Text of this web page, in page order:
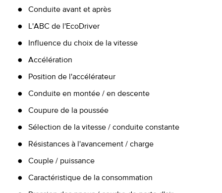
Conduite avant et après
L'ABC de l'EcoDriver
Influence du choix de la vitesse
Accélération
Position de l'accélérateur
Conduite en montée / en descente
Coupure de la poussée
Sélection de la vitesse / conduite constante
Résistances à l'avancement / charge
Couple / puissance
Caractéristique de la consommation